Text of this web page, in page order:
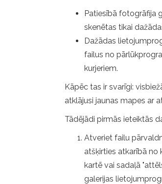
Patiesībā fotogrāfija
skenētas tikai
Dažādas
failus no
kurjeriem.
Kāpēc tas ir svarīgi:
atklājusi jaunas mapes ar
Tādējādi pirmās ieteiktās
Atveriet failu
atšķirties atkarībā no
kartē vai sadaļā
galerijas